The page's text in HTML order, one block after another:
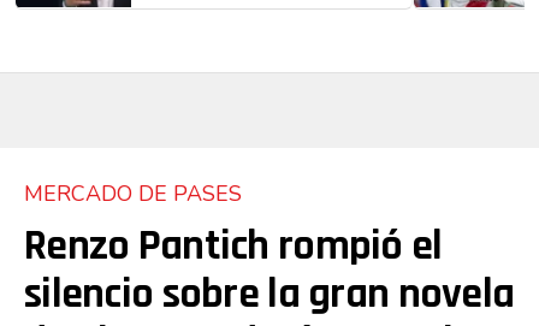
MERCADO DE PASES
Renzo Pantich rompió el
silencio sobre la gran novela